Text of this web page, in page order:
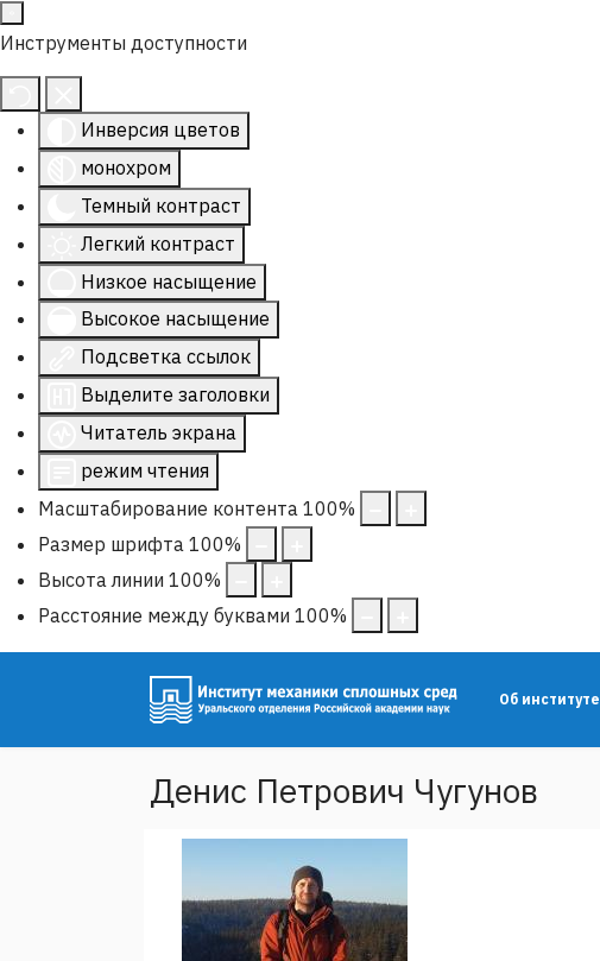
Инструменты доступности
Инверсия цветов
монохром
Темный контраст
Легкий контраст
Низкое насыщение
Высокое насыщение
Подсветка ссылок
Выделите заголовки
Читатель экрана
режим чтения
Масштабирование контента 100%
Размер шрифта 100%
Высота линии 100%
Расстояние между буквами 100%
Об институте
Денис Петрович Чугунов